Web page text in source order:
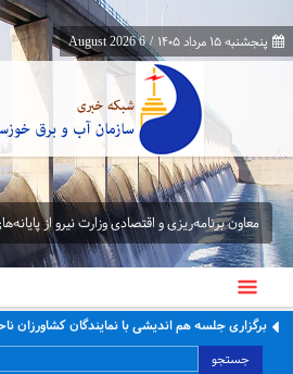
پنجشنبه ۱۵ مرداد ۱۴۰۵ /
6 August 2026
معاون برنامه‌ریزی و اقتصادی وزارت نیرو از
معاون برنامه‌ریزی و اقتصادی وزارت نیرو از پایانه‌های
جستجو